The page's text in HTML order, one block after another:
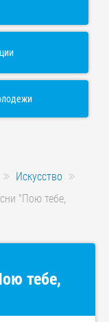
Искусство
"Пою тебе,
тебе,